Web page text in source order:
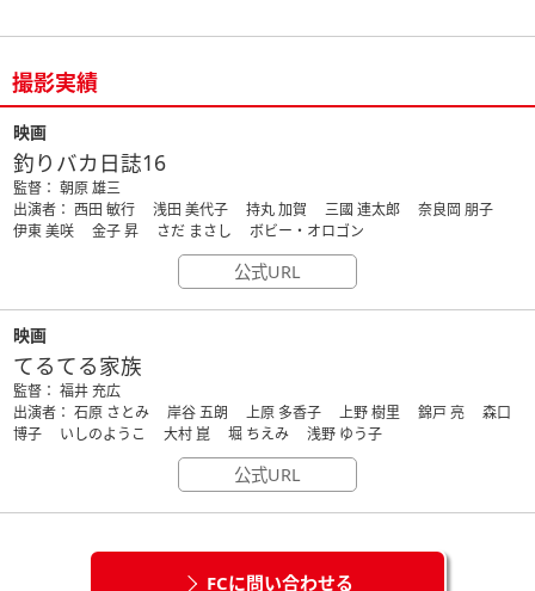
撮影実績
映画
釣りバカ日誌16
監督： 朝原 雄三
出演者： 西田 敏行 浅田 美代子 持丸 加賀 三國 連太郎 奈良岡 朋子
伊東 美咲 金子 昇 さだ まさし ボビー・オロゴン
公式URL
映画
てるてる家族
監督： 福井 充広
出演者： 石原 さとみ 岸谷 五朗 上原 多香子 上野 樹里 錦戸 亮 森口
博子 いしのようこ 大村 崑 堀 ちえみ 浅野 ゆう子
公式URL
FCに問い合わせる